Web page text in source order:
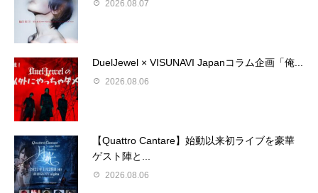
2026.08.07
DuelJewel × VISUNAVI Japanコラム企画「俺...
2026.08.06
【Quattro Cantare】始動以来初ライブを豪華
ゲスト陣と...
2026.08.06